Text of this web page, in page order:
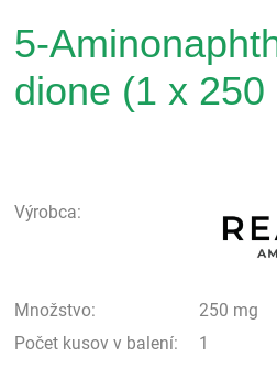
5-
dione (1 x 250
Výrobca:
Množstvo:
250 mg
Počet kusov v balení:
1